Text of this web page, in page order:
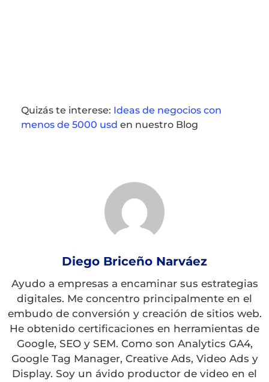
Quizás te interese: Ideas de negocios con
menos de 5000 usd en nuestro Blog
Diego Briceño Narváez
Ayudo a empresas a encaminar sus estrategias
digitales. Me concentro principalmente en el
embudo de conversión y creación de sitios web.
He obtenido certificaciones en herramientas de
Google, SEO y SEM. Como son Analytics GA4,
Google Tag Manager, Creative Ads, Video Ads y
Display. Soy un ávido productor de video en el